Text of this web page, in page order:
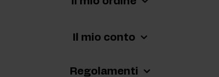
Il mio conto
Regolamenti